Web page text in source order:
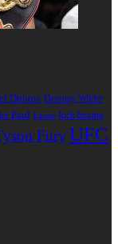
Dubois Deontay Wilder
Paul karate kick boxing
FuryUFC